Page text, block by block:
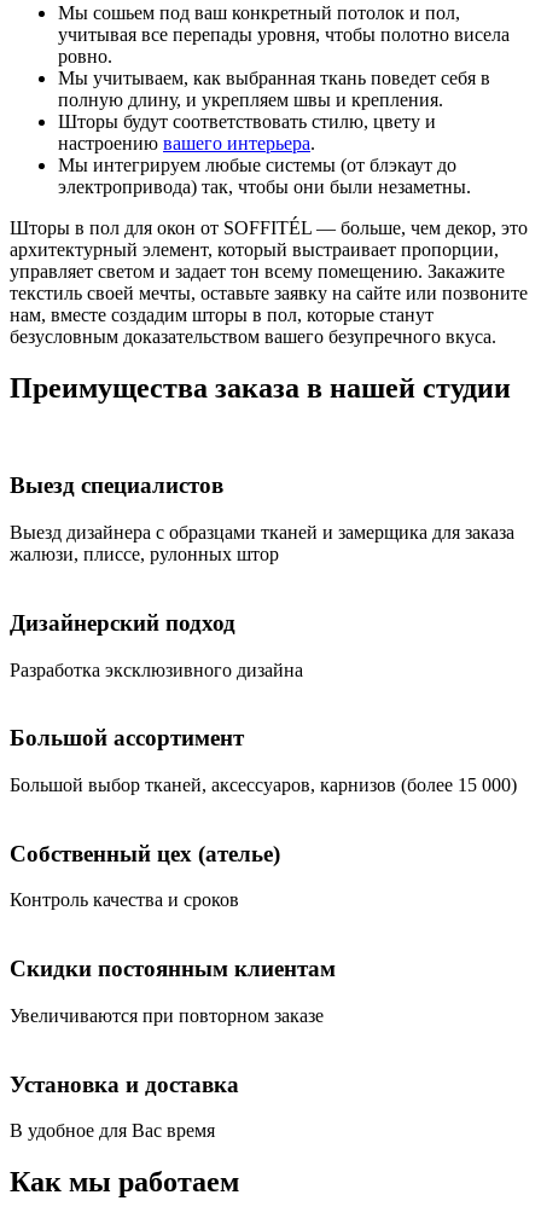
Мы сошьем под ваш конкретный потолок и пол,
учитывая все перепады уровня, чтобы полотно висела
ровно.
Мы учитываем, как выбранная ткань поведет себя в
полную длину, и укрепляем швы и крепления.
Шторы будут соответствовать стилю, цвету и
настроению вашего интерьера.
Мы интегрируем любые системы (от блэкаут до
электропривода) так, чтобы они были незаметны.
Шторы в пол для окон от SOFFITÉL — больше, чем декор, это
архитектурный элемент, который выстраивает пропорции,
управляет светом и задает тон всему помещению. Закажите
текстиль своей мечты, оставьте заявку на сайте или позвоните
нам, вместе создадим шторы в пол, которые станут
безусловным доказательством вашего безупречного вкуса.
Преимущества заказа в нашей студии
Выезд специалистов
Bыезд дизайнера с образцами тканей и замерщика для заказа
жалюзи, плиссе, рулонных штор
Дизайнерский подход
Разработка эксклюзивного дизайна
Большой ассортимент
Большой выбор тканей, аксессуаров, карнизов (более 15 000)
Собственный цех (ателье)
Контроль качества и сроков
Скидки постоянным клиентам
Увеличиваются при повторном заказе
Установка и доставка
В удобное для Вас время
Как мы работаем